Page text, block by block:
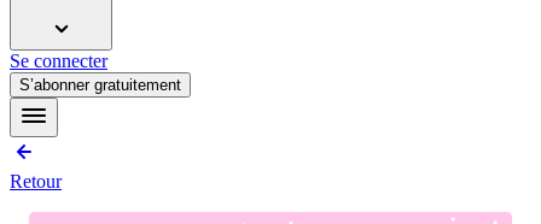
Se connecter
S’abonner gratuitement
Retour